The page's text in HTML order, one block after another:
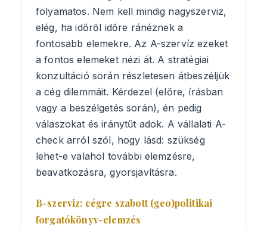
folyamatos. Nem kell mindig nagyszerviz,
elég, ha időről időre ránéznek a
fontosabb elemekre. Az A-szervíz ezeket
a fontos elemeket nézi át. A stratégiai
konzultáció során részletesen átbeszéljük
a cég dilemmáit. Kérdezel (előre, írásban
vagy a beszélgetés során), én pedig
válaszokat és iránytűt adok. A vállalati A-
check arról szól, hogy lásd: szükség
lehet-e valahol további elemzésre,
beavatkozásra, gyorsjavításra.
B-szerviz: cégre szabott (geo)politikai
forgatókönyv-elemzés